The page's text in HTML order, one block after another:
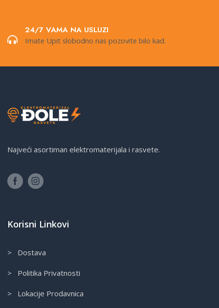
24/7 VAMA NA USLUZI
Imate Upit slobodno nas pozovite bilo kad.
Najveći asortiman elektromaterijala i rasvete.
Korisni Linkovi
> Dostava
> Politika Privatnosti
> Lokacije Prodavnica